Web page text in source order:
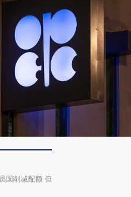
国削减配额 但